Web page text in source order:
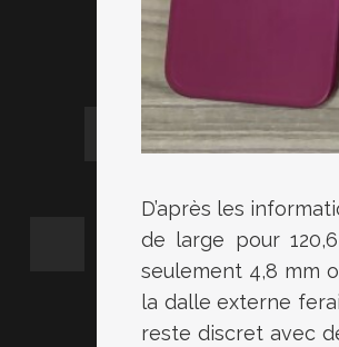
D’après les
de large pour
seulement 4,8 mm
la dalle externe
reste discret avec